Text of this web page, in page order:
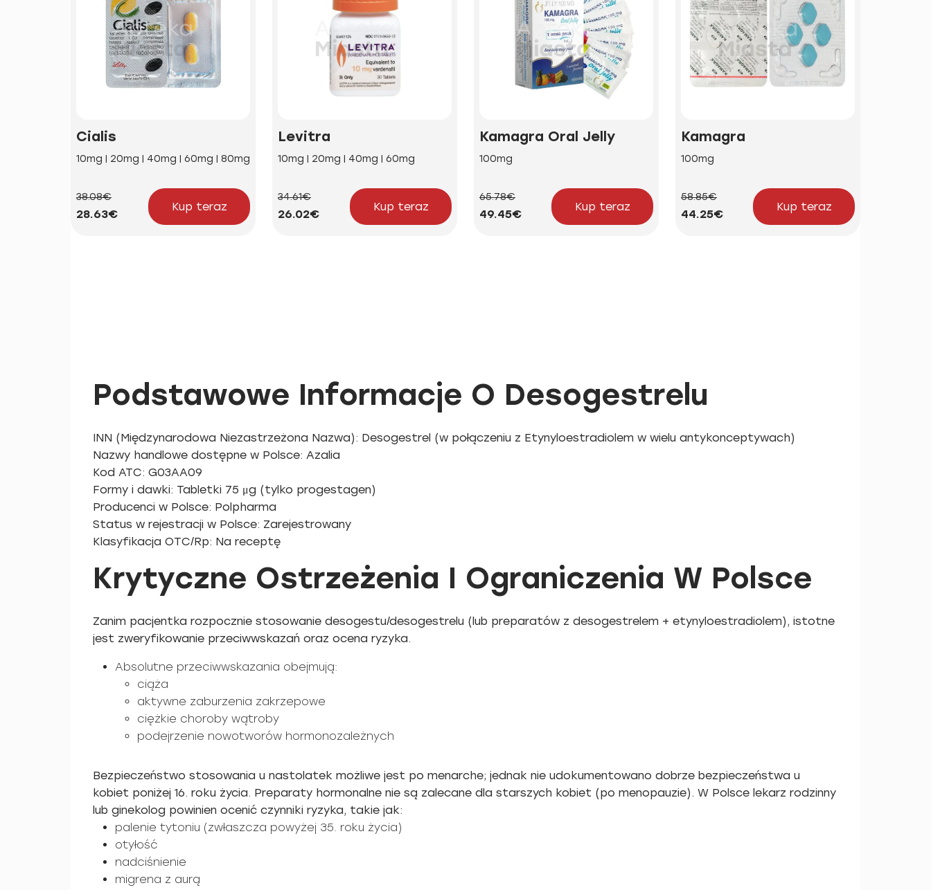
Cialis
10mg | 20mg | 40mg | 60mg | 80mg
38.08€
28.63€
Kup teraz
Levitra
10mg | 20mg | 40mg | 60mg
34.61€
26.02€
Kup teraz
Kamagra Oral Jelly
100mg
65.78€
49.45€
Kup teraz
Kamagra
100mg
58.85€
44.25€
Kup teraz
Podstawowe Informacje O Desogestrelu
INN (Międzynarodowa Niezastrzeżona Nazwa): Desogestrel (w połączeniu z Etynyloestradiolem w wielu antykonceptywach)
Nazwy handlowe dostępne w Polsce: Azalia
Kod ATC: G03AA09
Formy i dawki: Tabletki 75 μg (tylko progestagen)
Producenci w Polsce: Polpharma
Status w rejestracji w Polsce: Zarejestrowany
Klasyfikacja OTC/Rp: Na receptę
Krytyczne Ostrzeżenia I Ograniczenia W Polsce
Zanim pacjentka rozpocznie stosowanie desogestu/desogestrelu (lub preparatów z desogestrelem + etynyloestradiolem), istotne
jest zweryfikowanie przeciwwskazań oraz ocena ryzyka.
Absolutne przeciwwskazania obejmują:
ciąża
aktywne zaburzenia zakrzepowe
ciężkie choroby wątroby
podejrzenie nowotworów hormonozależnych
Bezpieczeństwo stosowania u nastolatek możliwe jest po menarche; jednak nie udokumentowano dobrze bezpieczeństwa u
kobiet poniżej 16. roku życia. Preparaty hormonalne nie są zalecane dla starszych kobiet (po menopauzie). W Polsce lekarz rodzinny
lub ginekolog powinien ocenić czynniki ryzyka, takie jak:
palenie tytoniu (zwłaszcza powyżej 35. roku życia)
otyłość
nadciśnienie
migrena z aurą